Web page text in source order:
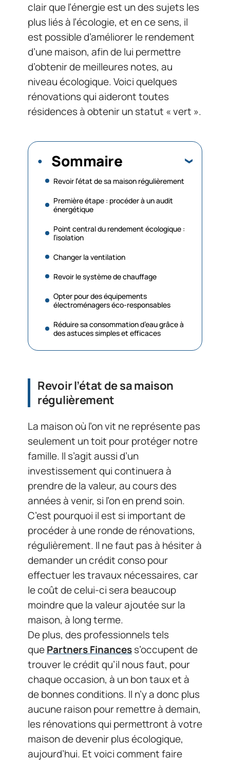
clair que l’énergie est un des sujets les
plus liés à l’écologie, et en ce sens, il
est possible d’améliorer le rendement
d’une maison, afin de lui permettre
d’obtenir de meilleures notes, au
niveau écologique. Voici quelques
rénovations qui aideront toutes
résidences à obtenir un statut « vert ».
Sommaire
Revoir l’état de sa maison régulièrement
Première étape : procéder à un audit
énergétique
Point central du rendement écologique :
l’isolation
Changer la ventilation
Revoir le système de chauffage
Opter pour des équipements
électroménagers éco-responsables
Réduire sa consommation d’eau grâce à
des astuces simples et efficaces
Revoir l’état de sa maison
régulièrement
La maison où l’on vit ne représente pas
seulement un toit pour protéger notre
famille. Il s’agit aussi d’un
investissement qui continuera à
prendre de la valeur, au cours des
années à venir, si l’on en prend soin.
C’est pourquoi il est si important de
procéder à une ronde de rénovations,
régulièrement. Il ne faut pas à hésiter à
demander un crédit conso pour
effectuer les travaux nécessaires, car
le coût de celui-ci sera beaucoup
moindre que la valeur ajoutée sur la
maison, à long terme.
De plus, des professionnels tels
quePartners Financess’occupent de
trouver le crédit qu’il nous faut, pour
chaque occasion, à un bon taux et à
de bonnes conditions. Il n’y a donc plus
aucune raison pour remettre à demain,
les rénovations qui permettront à votre
maison de devenir plus écologique,
aujourd’hui. Et voici comment faire